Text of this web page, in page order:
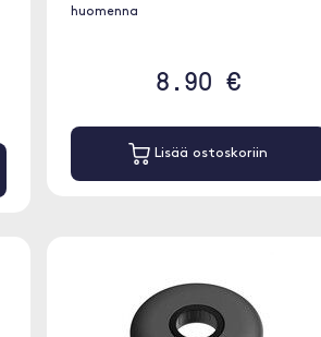
huomenna
8.90 €
Lisää ostoskoriin